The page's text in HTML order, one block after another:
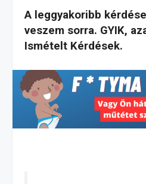
A leggyakoribb
veszem sorra. GYIK,
Ismételt Kérdések.